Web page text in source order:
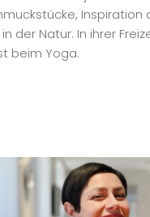
Inspiration
der Natur. In ihrer
beim Yoga.